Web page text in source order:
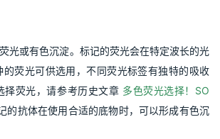
光或有色沉淀。标记的荧光会在特定波长的光
的荧光可供选用，不同荧光标签有独特的吸收
择荧光，请参考历史文章 多色荧光选择！SO
的抗体在使用合适的底物时，可以形成有色沉